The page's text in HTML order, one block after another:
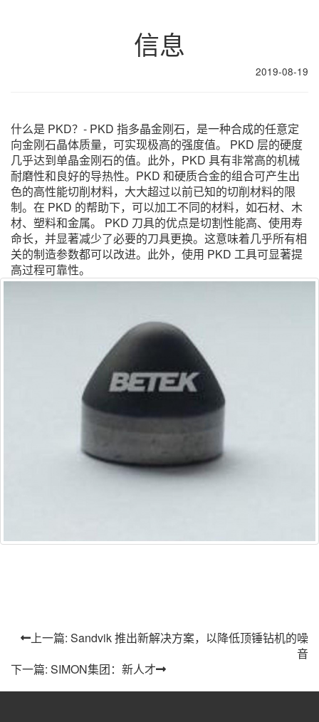
信息
2019-08-19
什么是 PKD？- PKD 指多晶金刚石，是一种合成的任意定
向金刚石晶体质量，可实现极高的强度值。 PKD 层的硬度
几乎达到单晶金刚石的值。此外，PKD 具有非常高的机械
耐磨性和良好的导热性。PKD 和硬质合金的组合可产生出
色的高性能切削材料，大大超过以前已知的切削材料的限
制。在 PKD 的帮助下，可以加工不同的材料，如石材、木
材、塑料和金属。 PKD 刀具的优点是切割性能高、使用寿
命长，并显著减少了必要的刀具更换。这意味着几乎所有相
关的制造参数都可以改进。此外，使用 PKD 工具可显著提
高过程可靠性。
上一篇: Sandvik 推出新解决方案，以降低顶锤钻机的噪
音
下一篇: SIMON集团：新人才